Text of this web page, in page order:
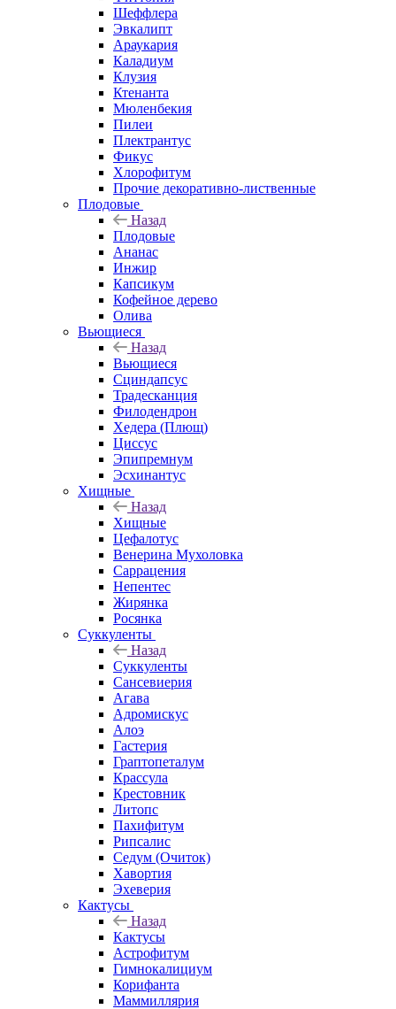
Шеффлера
Эвкалипт
Араукария
Каладиум
Клузия
Ктенанта
Мюленбекия
Пилеи
Плектрантус
Фикус
Хлорофитум
Прочие декоративно-лиственные
Плодовые
Назад
Плодовые
Ананас
Инжир
Капсикум
Кофейное дерево
Олива
Вьющиеся
Назад
Вьющиеся
Сциндапсус
Традесканция
Филодендрон
Хедера (Плющ)
Циссус
Эпипремнум
Эсхинантус
Хищные
Назад
Хищные
Цефалотус
Венерина Мухоловка
Саррацения
Непентес
Жирянка
Росянка
Суккуленты
Назад
Суккуленты
Сансевиерия
Агава
Адромискус
Алоэ
Гастерия
Граптопеталум
Крассула
Крестовник
Литопс
Пахифитум
Рипсалис
Седум (Очиток)
Хавортия
Эхеверия
Кактусы
Назад
Кактусы
Астрофитум
Гимнокалициум
Корифанта
Маммиллярия